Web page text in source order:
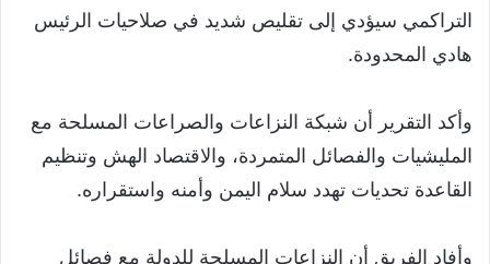
التراكمي سيؤدي إلى تقليص شديد في صلاحيات الرئيس
هادي المحدودة.
وأكد التقرير أن شبكة النزاعات والصراعات المسلحة مع
المليشيات والفصائل المتمردة، والاقتصاد الهش وتنظيم
القاعدة تحديات تهدد سلام اليمن وأمنه واستقراره.
وأفاد الفريق أن النزاعات المسلحة للدولة مع فصائل